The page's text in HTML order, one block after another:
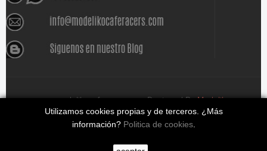
Utilizamos cookies propias y de terceros. ¿Más
información? Politica de cookies.
www.modelikocaferacers.com Designed By Modeliko